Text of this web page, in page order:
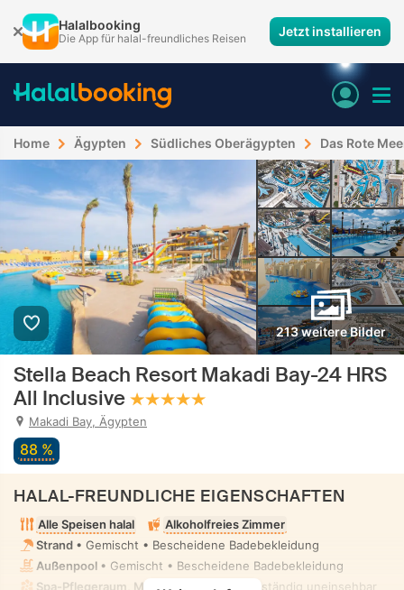
Halalbooking
Die App für halal-freundliches Reisen Jetzt installieren
Home Ägypten Südliches Oberägypten Das Rote
213 weitere Bilder
Stella Beach Resort Makadi Bay-24 HRS
All Inclusive
Makadi Bay, Ägypten
88 %
HALAL-FREUNDLICHE EIGENSCHAFTEN
Alle Speisen halal
Alkoholfreies Zimmer
Strand • Gemischt • Bescheidene Badebekleidung
Außenpool • Gemischt • Bescheidene Badebekleidung
Spa-Pflegeraum, Massage
• Privat • Vollständig uneinsehbar